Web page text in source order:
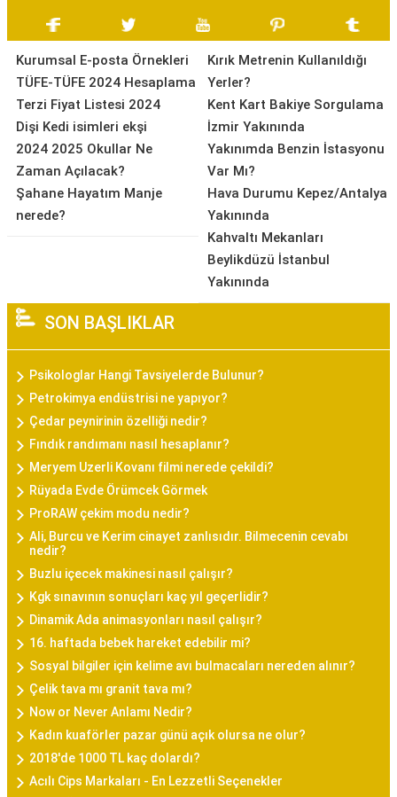
Kurumsal E-posta Örnekleri
TÜFE-TÜFE 2024 Hesaplama
Terzi Fiyat Listesi 2024
Dişi Kedi isimleri ekşi
2024 2025 Okullar Ne
Zaman Açılacak?
Şahane Hayatım Manje
nerede?
Kırık Metrenin Kullanıldığı
Yerler?
Kent Kart Bakiye Sorgulama
İzmir Yakınında
Yakınımda Benzin İstasyonu
Var Mı?
Hava Durumu Kepez/Antalya
Yakınında
Kahvaltı Mekanları
Beylikdüzü İstanbul
Yakınında
SON BAŞLIKLAR
Psikologlar Hangi Tavsiyelerde Bulunur?
Petrokimya endüstrisi ne yapıyor?
Çedar peynirinin özelliği nedir?
Fındık randımanı nasıl hesaplanır?
Meryem Uzerli Kovanı filmi nerede çekildi?
Rüyada Evde Örümcek Görmek
ProRAW çekim modu nedir?
Ali, Burcu ve Kerim cinayet zanlısıdır. Bilmecenin cevabı
nedir?
Buzlu içecek makinesi nasıl çalışır?
Kgk sınavının sonuçları kaç yıl geçerlidir?
Dinamik Ada animasyonları nasıl çalışır?
16. haftada bebek hareket edebilir mi?
Sosyal bilgiler için kelime avı bulmacaları nereden alınır?
Çelik tava mı granit tava mı?
Now or Never Anlamı Nedir?
Kadın kuaförler pazar günü açık olursa ne olur?
2018'de 1000 TL kaç dolardı?
Acılı Cips Markaları - En Lezzetli Seçenekler